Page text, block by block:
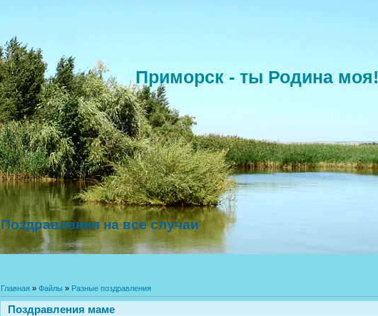
Приморск - ты Родина моя!
Поздравления на все случаи
Главная » Файлы » Разные поздравления
Поздравления маме